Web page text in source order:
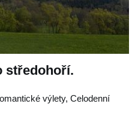
středohoří.
výlety, Celodenní